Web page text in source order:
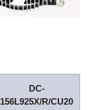
DC-
156L925X/R/CU20